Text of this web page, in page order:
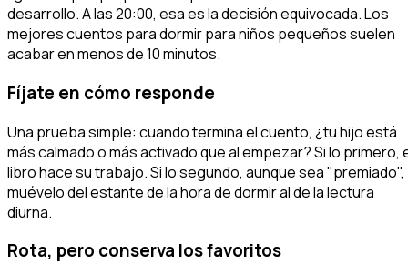
desarrollo. A las 20:00, esa es la decisión equivocada. Los
mejores cuentos para dormir para niños pequeños suelen
acabar en menos de 10 minutos.
Fíjate en cómo responde
Una prueba simple: cuando termina el cuento, ¿tu hijo está
más calmado o más activado que al empezar? Si lo primero,
libro hace su trabajo. Si lo segundo, aunque sea "premiado",
muévelo del estante de la hora de dormir al de la lectura
diurna.
Rota, pero conserva los favoritos